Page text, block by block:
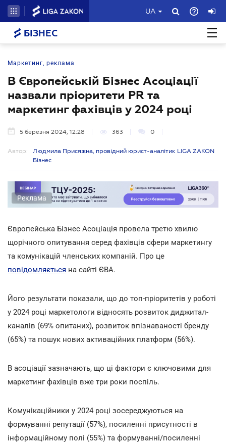
UA
БІЗНЕС
Маркетинг, реклама
В Європейській Бізнес Асоціації
назвали пріоритети PR та
маркетинг фахівців у 2024 році
5 березня 2024, 12:28 363 0
Автор:
Людмила Присяжна, провідний юрист-аналітик LIGA ZAKON
Бізнес
Реклама
Європейська Бізнес Асоціація провела третю хвилю
щорічного опитування серед фахівців сфери маркетингу
та комунікацій членських компаній. Про це
повідомляється на сайті ЄВА.
Його результати показали, що до топ-пріоритетів у роботі
у 2024 році маркетологи відносять розвиток диджитал-
каналів (69% опитаних), розвиток впізнаваності бренду
(65%) та пошук нових активаційних платформ (56%).
В асоціації зазначають, що ці фактори є ключовими для
маркетинг фахівців вже три роки поспіль.
Комунікаційники у 2024 році зосереджуються на
формуванні репутації (57%), посиленні присутності в
інформаційному полі (55%) та формуванні/посиленні